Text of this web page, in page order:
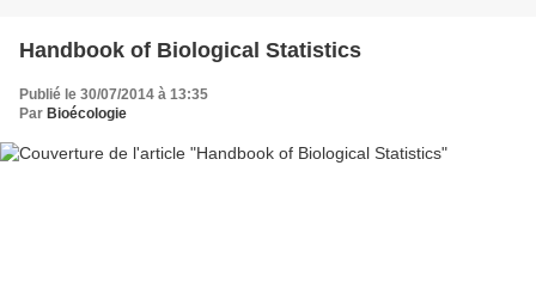
Handbook of Biological Statistics
Publié le 30/07/2014 à 13:35
Par Bioécologie